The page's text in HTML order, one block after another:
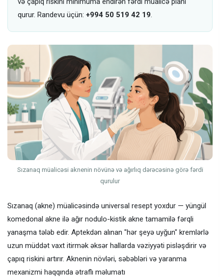
qurur. Randevu üçün: +994 50 519 42 19
Sızanaq müalicəsi aknenin növünə və ağırlıq dərəcəsinə görə fərdi
qurulur
Sızanaq (akne) müalicəsində universal resept yoxdur — yüngül
komedonal akne ilə ağır nodulo-kistik akne tamamilə fərqli
yanaşma tələb edir. Aptekdən alınan "hər şeyə uyğun" kremlərlə
uzun müddət vaxt itirmək əksər hallarda vəziyyəti pisləşdirir və
çapıq riskini artırır. Aknenin növləri, səbəbləri və yaranma
mexanizmi haqqında ətraflı məlumatı